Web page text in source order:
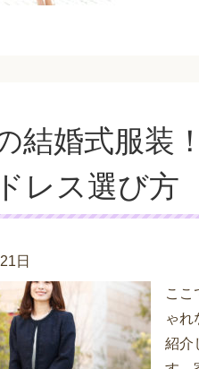
結婚式服装
レス選び方
日
ここ
ゃれ
紹介